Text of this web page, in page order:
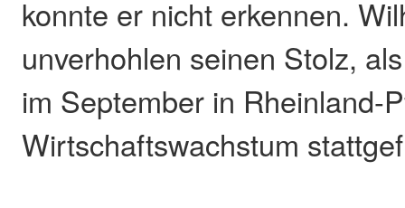
konnte er nicht erkennen.
unverhohlen seinen Stolz,
im September in Rheinland-
Wirtschaftswachstum